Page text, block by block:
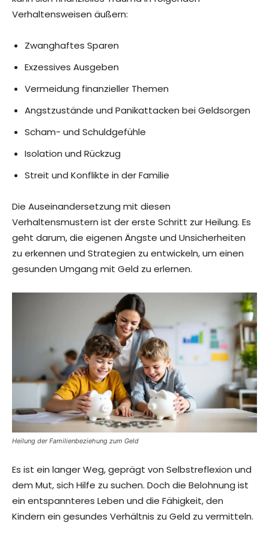
Verhaltensweisen äußern:
Zwanghaftes Sparen
Exzessives Ausgeben
Vermeidung finanzieller Themen
Angstzustände und Panikattacken bei Geldsorgen
Scham- und Schuldgefühle
Isolation und Rückzug
Streit und Konflikte in der Familie
Die Auseinandersetzung mit diesen
Verhaltensmustern ist der erste Schritt zur Heilung. Es
geht darum, die eigenen Ängste und Unsicherheiten
zu erkennen und Strategien zu entwickeln, um einen
gesunden Umgang mit Geld zu erlernen.
Heilung der Familienbeziehung zum Geld
Es ist ein langer Weg, geprägt von Selbstreflexion und
dem Mut, sich Hilfe zu suchen. Doch die Belohnung ist
ein entspannteres Leben und die Fähigkeit, den
Kindern ein gesundes Verhältnis zu Geld zu vermitteln.